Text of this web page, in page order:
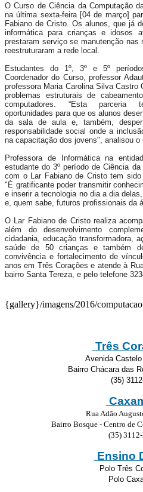
O Curso de Ciência da Computação
na última sexta-feira [04 de março]
Fabiano de Cristo. Os alunos, que já
informática para crianças e idosos
prestaram serviço se manutenção nas
reestruturaram a rede local.
Estudantes do 1º, 3º e 5º
Coordenador do Curso, professor
professora Maria Carolina Silva
problemas estruturais de
computadores. “Esta parceria
oportunidades para que os alunos
da sala de aula e, também,
responsabilidade social onde a
na capacitação dos jovens", analisou o
Professora de Informática na
estudante do 3º período de Ciência
com o Lar Fabiano de Cristo tem sido
"É gratificante poder transmitir
e inserir a tecnologia no dia a dia
e, quem sabe, futuros profissionais da
O Lar Fabiano de Cristo realiza
além do desenvolvimento
cidadania, educação transformadora,
saúde de 50 crianças e também
convivência e fortalecimento de
anos em Três Corações e atende à
bairro Santa Tereza, e pelo telefone
{gallery}/imagens/2016/
Três
Avenida
Bairro Chácara das
(35)
Rua Adão
Bairro Bosque - Centro de
(35)
Ensino
Polo Três
Polo